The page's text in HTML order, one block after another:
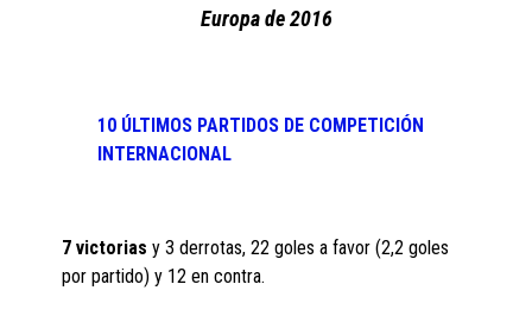
Europa de 2016
10 ÚLTIMOS PARTIDOS DE COMPETICIÓN
INTERNACIONAL
7 victorias y 3 derrotas, 22 goles a favor (2,2 goles
por partido) y 12 en contra.